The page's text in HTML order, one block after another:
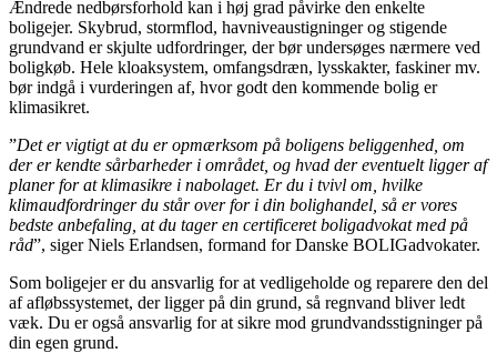
Ændrede nedbørsforhold kan i høj grad påvirke den enkelte
boligejer. Skybrud, stormflod, havniveaustigninger og stigende
grundvand er skjulte udfordringer, der bør undersøges nærmere ved
boligkøb. Hele kloaksystem, omfangsdræn, lysskakter, faskiner mv.
bør indgå i vurderingen af, hvor godt den kommende bolig er
klimasikret.
”Det er vigtigt at du er opmærksom på boligens beliggenhed, om
der er kendte sårbarheder i området, og hvad der eventuelt ligger af
planer for at klimasikre i nabolaget. Er du i tvivl om, hvilke
klimaudfordringer du står over for i din bolighandel, så er vores
bedste anbefaling, at du tager en certificeret boligadvokat med på
råd”, siger Niels Erlandsen, formand for Danske BOLIGadvokater.
Som boligejer er du ansvarlig for at vedligeholde og reparere den del
af afløbssystemet, der ligger på din grund, så regnvand bliver ledt
væk. Du er også ansvarlig for at sikre mod grundvandsstigninger på
din egen grund.